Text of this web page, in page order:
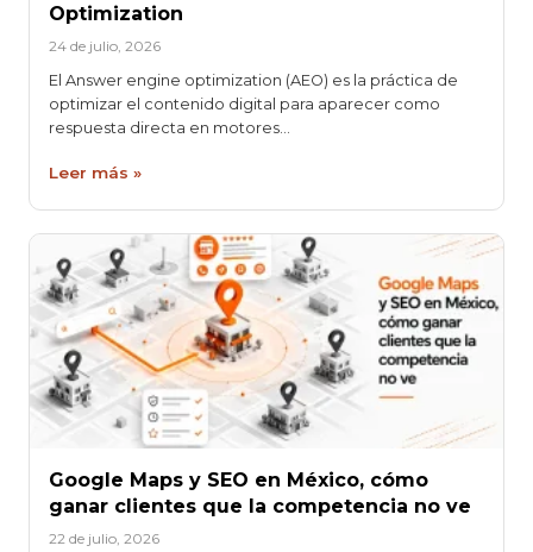
Optimization
24 de julio, 2026
El Answer engine optimization (AEO) es la práctica de
optimizar el contenido digital para aparecer como
respuesta directa en motores…
Leer más »
Google Maps y SEO en México, cómo
ganar clientes que la competencia no ve
22 de julio, 2026